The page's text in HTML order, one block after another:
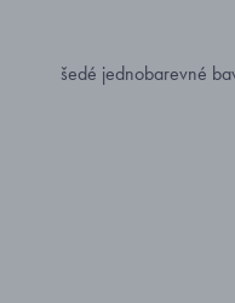
šedé jednobarevné